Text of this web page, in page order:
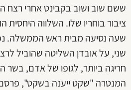
ששם שוב ושוב בקבינט אחרי רצח
ציבור בוחריו שלו. השלווה
שעה נסיעה מבית ראש הממשלה.
שני, על אובדן השליטה שהוביל
חריגה ביותר, לגופו של אדם, בשר
המנטרה "שקט ייענה בשקט", פרסם